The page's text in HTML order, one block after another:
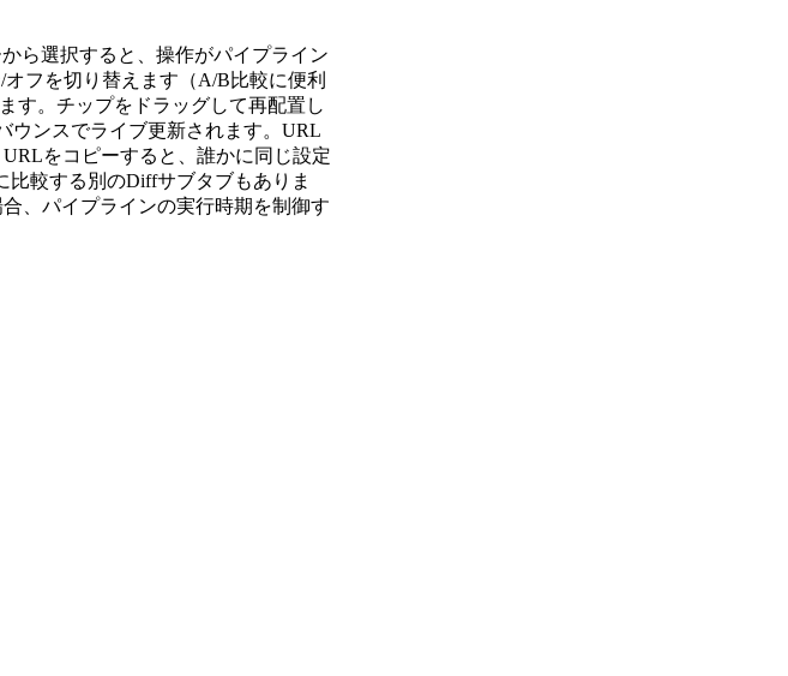
ら選択すると、操作がパイプライン
フを切り替えます（A/B比較に便利
す。チップをドラッグして再配置し
ウンスでライブ更新されます。URL
をコピーすると、誰かに同じ設定
較する別のDiffサブタブもありま
、パイプラインの実行時期を制御す